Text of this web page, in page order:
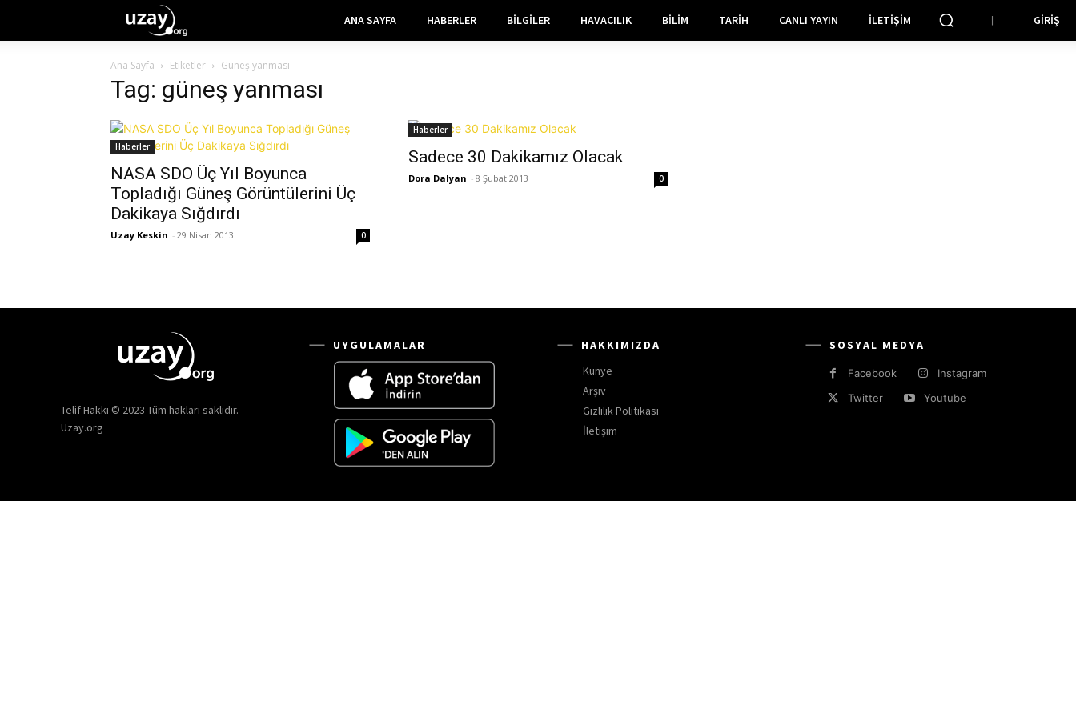
ANA SAYFA HABERLER BILGILER HAVACILIK BILIM TARIH CANLI YAYIN İLETIŞIM GIRIŞ
Ana Sayfa Etiketler Güneş yanması
Tag: güneş yanması
Haberler
NASA SDO Üç Yıl Boyunca
Topladığı Güneş Görüntülerini Üç
Dakikaya Sığdırdı
Uzay Keskin - 29 Nisan 2013 0
Haberler
Sadece 30 Dakikamız Olacak
Dora Dalyan - 8 Şubat 2013 0
Telif Hakkı © 2023 Tüm hakları saklıdır.
Uzay.org
UYGULAMALAR
HAKKIMIZDA
Künye
Arşiv
Gizlilik Politikası
İletişim
SOSYAL MEDYA
Facebook
Instagram
Twitter
Youtube